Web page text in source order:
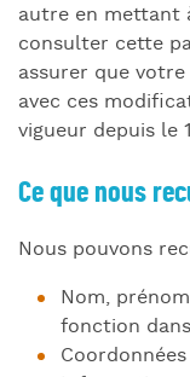
autre en mettant
consulter cette
assurer que
avec ces
vigueur depuis le
Ce que nous
Nous pouvons
Nom,
fonction